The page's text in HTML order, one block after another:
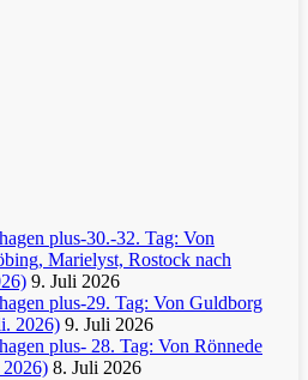
plus-30.-32. Tag: Von
Marielyst, Rostock nach
9. Juli 2026
plus-29. Tag: Von Guldborg
2026) 9. Juli 2026
plus- 28. Tag: Von Rönnede
8. Juli 2026